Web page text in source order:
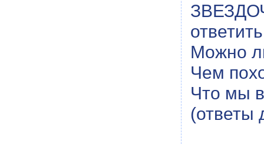
Можно
Чем
Что мы
(ответы